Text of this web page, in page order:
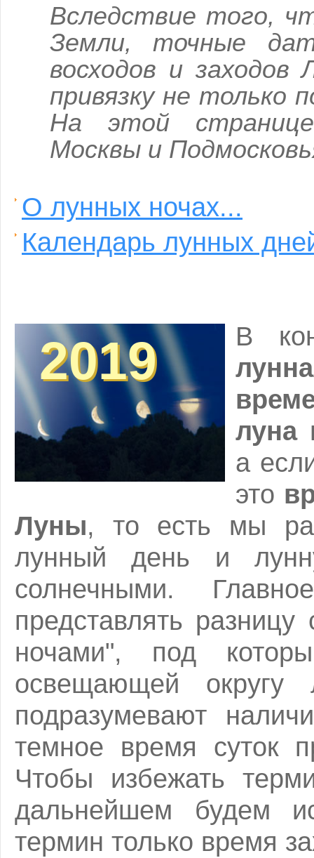
Вследствие того,
Земли, точные
восходов и
привязку не только
На этой
Москвы и
О лунных ночах...
Календарь лунных
2019
2019
В
луна
а
это
Луны, то есть мы
лунный день и
солнечными.
представлять
ночами", под
освещающей
подразумевают
темное время суток
Чтобы избежать
дальнейшем будем
термин только время